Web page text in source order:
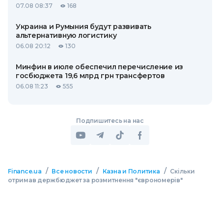
07.08 08:37 168
Украина и Румыния будут развивать
альтернативную логистику
06.08 20:12 130
Минфин в июле обеспечил перечисление из
госбюджета 19,6 млрд грн трансфертов
06.08 11:23 555
Подпишитесь на нас
Finance.ua / Все новости / Казна и Политика / Скільки
отримав держбюджет за розмитнення "єврономерів"